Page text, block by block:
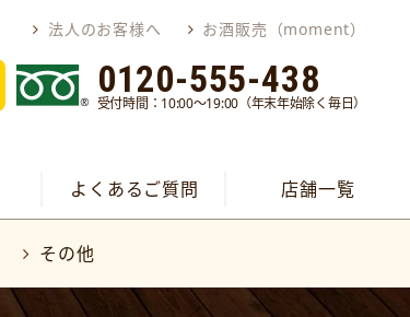
法人のお客様へ お酒販売（moment）
0120-555-438
受付時間：10:00～19:00（年末年始除く毎日）
よくあるご質問 店舗一覧
その他